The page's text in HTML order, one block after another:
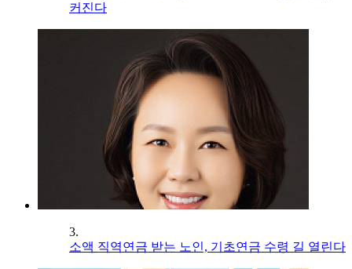
커진다
3.
소액 직역연금 받는 노인, 기초연금 수령 길 열린다